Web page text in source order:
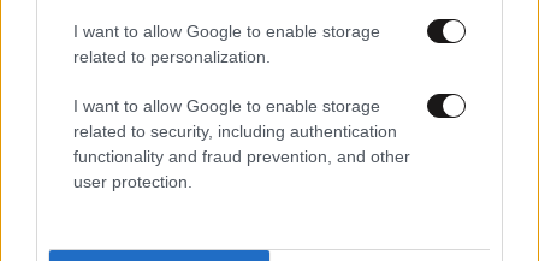
I want to allow Google to enable storage
related to personalization.
I want to allow Google to enable storage
related to security, including authentication
functionality and fraud prevention, and other
user protection.
ΠΕΡΙΣΣΟΤΕΡΑ ΑΠΟ ΤΟ